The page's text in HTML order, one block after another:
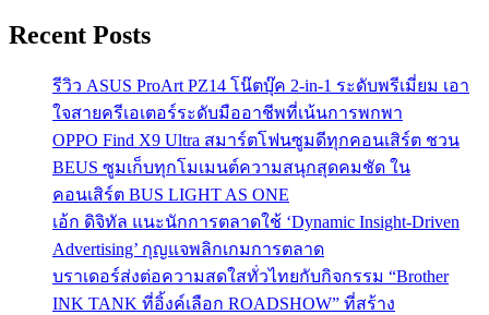
Recent Posts
รีวิว ASUS ProArt PZ14 โน๊ตบุ๊ค 2-in-1 ระดับพรีเมี่ยม เอา
ใจสายครีเอเตอร์ระดับมืออาชีพที่เน้นการพกพา
OPPO Find X9 Ultra สมาร์ตโฟนซูมดีทุกคอนเสิร์ต ชวน
BEUS ซูมเก็บทุกโมเมนต์ความสนุกสุดคมชัด ใน
คอนเสิร์ต BUS LIGHT AS ONE
เอ้ก ดิจิทัล แนะนักการตลาดใช้ ‘Dynamic Insight-Driven
Advertising’ กุญแจพลิกเกมการตลาด
บราเดอร์ส่งต่อความสดใสทั่วไทยกับกิจกรรม “Brother
INK TANK ที่อิ้งค์เลือก ROADSHOW” ที่สร้าง